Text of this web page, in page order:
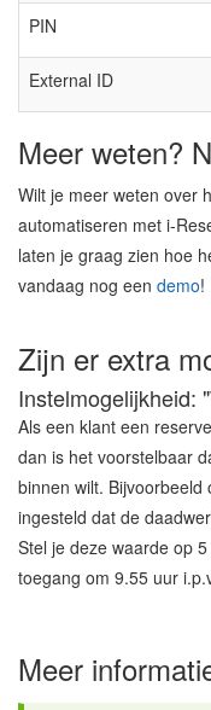
PIN
External ID
Meer weten?
Wilt je meer weten over
automatiseren met i-
laten je graag zien hoe
vandaag nog een demo!
Zijn er extra
Instelmogelijkheid:
Als een klant een
dan is het voorstelbaar
binnen wilt.
ingesteld dat de
Stel je deze waarde op
toegang om 9.55 uur
Meer